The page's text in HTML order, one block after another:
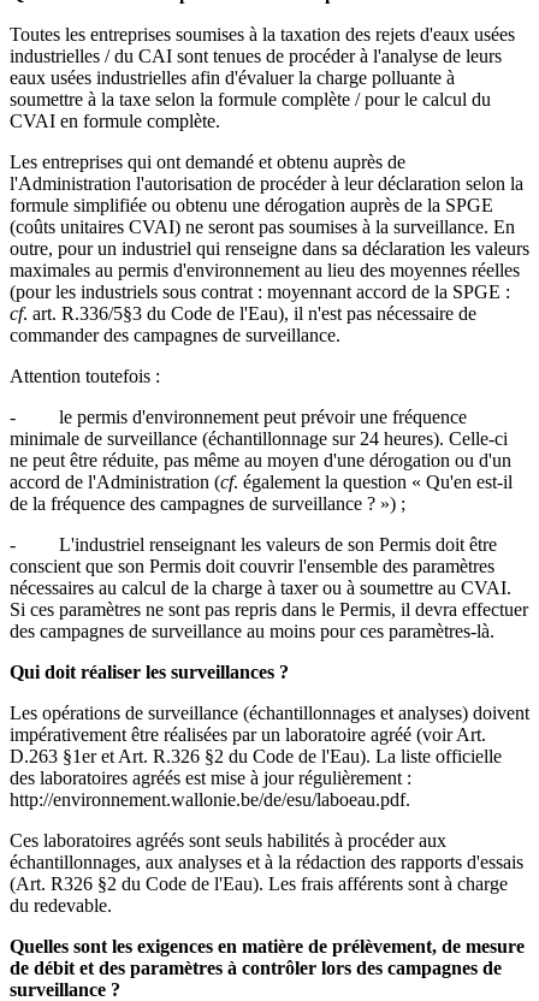
Toutes les entreprises soumises à la taxation des rejets d'eaux usées
industrielles / du CAI sont tenues de procéder à l'analyse de leurs
eaux usées industrielles afin d'évaluer la charge polluante à
soumettre à la taxe selon la formule complète / pour le calcul du
CVAI en formule complète.
Les entreprises qui ont demandé et obtenu auprès de
l'Administration l'autorisation de procéder à leur déclaration selon la
formule simplifiée ou obtenu une dérogation auprès de la SPGE
(coûts unitaires CVAI) ne seront pas soumises à la surveillance. En
outre, pour un industriel qui renseigne dans sa déclaration les valeurs
maximales au permis d'environnement au lieu des moyennes réelles
(pour les industriels sous contrat : moyennant accord de la SPGE :
cf. art. R.336/5§3 du Code de l'Eau), il n'est pas nécessaire de
commander des campagnes de surveillance.
Attention toutefois :
- le permis d'environnement peut prévoir une fréquence
minimale de surveillance (échantillonnage sur 24 heures). Celle-ci
ne peut être réduite, pas même au moyen d'une dérogation ou d'un
accord de l'Administration (cf. également la question « Qu'en est-il
de la fréquence des campagnes de surveillance ? ») ;
- L'industriel renseignant les valeurs de son Permis doit être
conscient que son Permis doit couvrir l'ensemble des paramètres
nécessaires au calcul de la charge à taxer ou à soumettre au CVAI.
Si ces paramètres ne sont pas repris dans le Permis, il devra effectuer
des campagnes de surveillance au moins pour ces paramètres-là.
Qui doit réaliser les surveillances ?
Les opérations de surveillance (échantillonnages et analyses) doivent
impérativement être réalisées par un laboratoire agréé (voir Art.
D.263 §1er et Art. R.326 §2 du Code de l'Eau). La liste officielle
des laboratoires agréés est mise à jour régulièrement :
http://environnement.wallonie.be/de/esu/laboeau.pdf.
Ces laboratoires agréés sont seuls habilités à procéder aux
échantillonnages, aux analyses et à la rédaction des rapports d'essais
(Art. R326 §2 du Code de l'Eau). Les frais afférents sont à charge
du redevable.
Quelles sont les exigences en matière de prélèvement, de mesure
de débit et des paramètres à contrôler lors des campagnes de
surveillance ?